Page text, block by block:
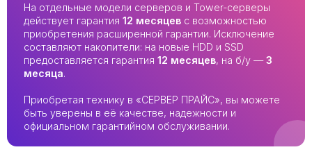
На отдельные модели серверов и Tower-серверы
действует гарантия 12 месяцев с возможностью
приобретения расширенной гарантии. Исключение
составляют накопители: на новые HDD и SSD
предоставляется гарантия 12 месяцев, на б/у —3
месяца.
Приобретая технику в «СЕРВЕР ПРАЙС», вы можете
быть уверены в её качестве, надежности и
официальном гарантийном обслуживании.